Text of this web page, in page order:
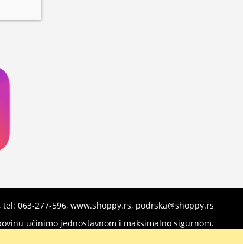
063-277-596, www.shoppy.rs, podrska@shoppy.rs
učinimo jednostavnom i maksimalno sigurnom.